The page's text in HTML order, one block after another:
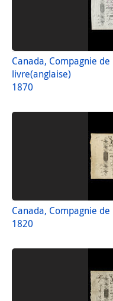
Canada, Compagnie
livre(anglaise)
1870
Canada, Compagnie
1820